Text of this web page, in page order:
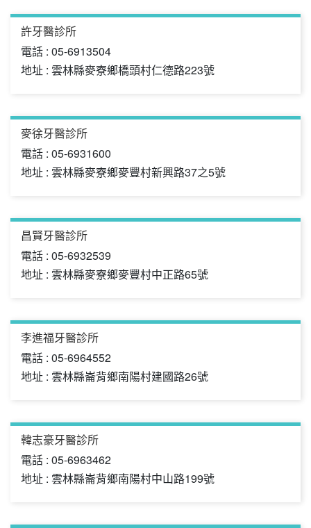
許牙醫診所
電話 : 05-6913504
地址 : 雲林縣麥寮鄉橋頭村仁德路223號
麥徐牙醫診所
電話 : 05-6931600
地址 : 雲林縣麥寮鄉麥豐村新興路37之5號
昌賢牙醫診所
電話 : 05-6932539
地址 : 雲林縣麥寮鄉麥豐村中正路65號
李進福牙醫診所
電話 : 05-6964552
地址 : 雲林縣崙背鄉南陽村建國路26號
韓志豪牙醫診所
電話 : 05-6963462
地址 : 雲林縣崙背鄉南陽村中山路199號